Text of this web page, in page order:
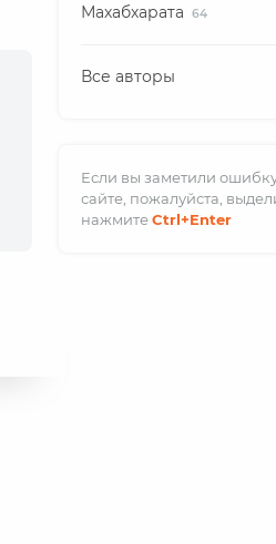
Махабхарата 64
Все авторы
Если вы заметили
сайте, пожалуйста,
нажмитеCtrl+Enter